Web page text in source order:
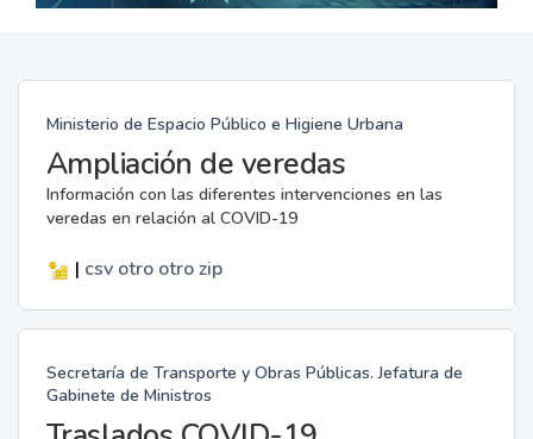
Ministerio de Espacio Público e Higiene Urbana
Ampliación de veredas
Información con las diferentes intervenciones en las
veredas en relación al COVID-19
| csv otro otro zip
Secretaría de Transporte y Obras Públicas. Jefatura de
Gabinete de Ministros